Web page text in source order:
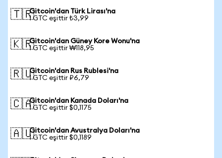
🇹🇷Gitcoin'dan Türk Lirası'na
1 GTC eşittir ₺3,99
🇰🇷Gitcoin'dan Güney Kore Wonu'na
1 GTC eşittir ₩118,95
🇷🇺Gitcoin'dan Rus Rublesi'na
1 GTC eşittir ₽6,79
🇨🇦Gitcoin'dan Kanada Doları'na
1 GTC eşittir $0,1175
🇦🇺Gitcoin'dan Avustralya Doları'na
1 GTC eşittir $0,1189